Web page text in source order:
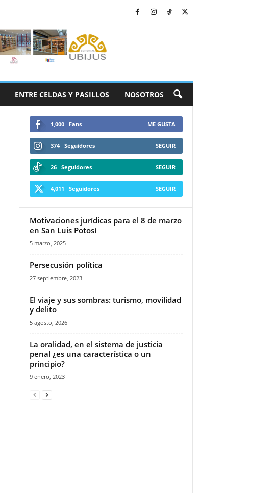
ENTRE CELDAS Y PASILLOS NOSOTROS
1,000 Fans ME GUSTA
374 Seguidores SEGUIR
26 Seguidores SEGUIR
4,011 Seguidores SEGUIR
Motivaciones jurídicas para el 8 de marzo
en San Luis Potosí
5 marzo, 2025
Persecusión política
27 septiembre, 2023
El viaje y sus sombras: turismo, movilidad
y delito
5 agosto, 2026
La oralidad, en el sistema de justicia
penal ¿es una característica o un
principio?
9 enero, 2023